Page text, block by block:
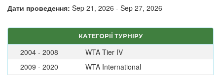
Дати проведення: Sep 21, 2026 - Sep 27, 2026
КАТЕГОРІЇ ТУРНІРУ
2004 - 2008
WTA Tier IV
2009 - 2020
WTA International